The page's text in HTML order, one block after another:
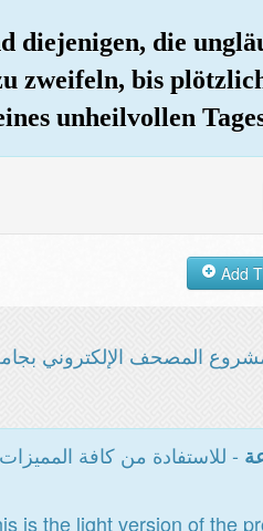
diejenigen, die
zweifeln, bis
unheilvollen
المصحف الإلكتروني
- للاستفادة من كافة المميزات
is the light version of the